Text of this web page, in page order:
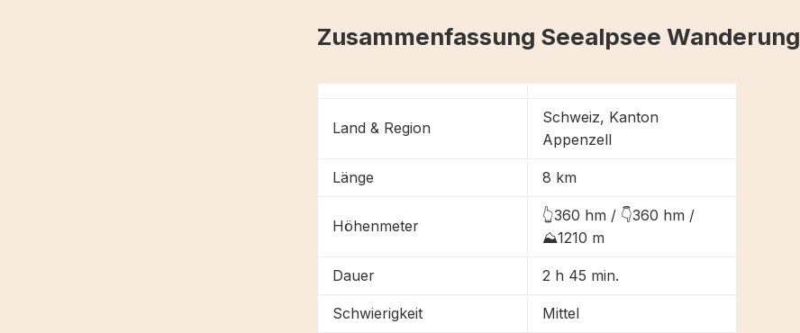
Zusammenfassung Seealpsee Wanderung
Land & Region
Schweiz, Kanton
Appenzell
Länge 8 km
Höhenmeter
👆360 hm / 👇360 hm /
⛰1210 m
Dauer 2 h 45 min.
Schwierigkeit Mittel